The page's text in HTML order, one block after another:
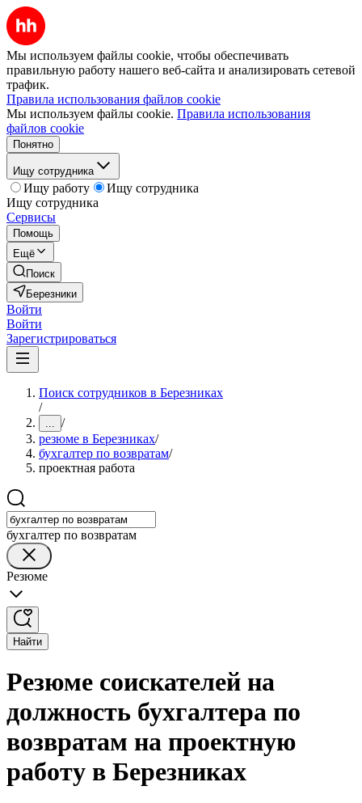
Мы используем файлы cookie, чтобы обеспечивать
правильную работу нашего веб-сайта и анализировать сетевой
трафик.
Правила использования файлов cookie
Мы используем файлы cookie. Правила использования
файлов cookie
Понятно
Ищу сотрудника
Ищу работу
Ищу сотрудника
Ищу сотрудника
Сервисы
Помощь
Ещё
Поиск
Березники
Войти
Войти
Зарегистрироваться
Поиск сотрудников в Березниках
/
... /
резюме в Березниках/
бухгалтер по возвратам/
проектная работа
бухгалтер по возвратам
Резюме
Найти
Резюме соискателей на
должность бухгалтера по
возвратам на проектную
работу в Березниках